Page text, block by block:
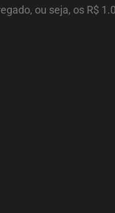
ou seja, os R$